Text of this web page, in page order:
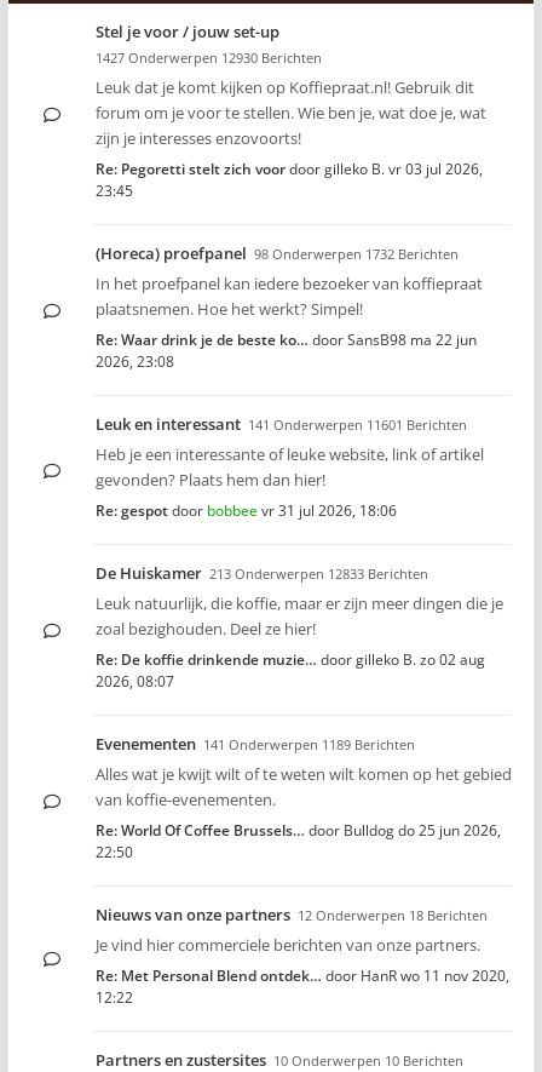
Stel je voor / jouw set-up
1427 Onderwerpen 12930 Berichten
Leuk dat je komt kijken op Koffiepraat.nl! Gebruik dit
forum om je voor te stellen. Wie ben je, wat doe je, wat
zijn je interesses enzovoorts!
Re: Pegoretti stelt zich voordoorgilleko B.vr 03 jul 2026,
23:45
(Horeca) proefpanel 98 Onderwerpen 1732 Berichten
In het proefpanel kan iedere bezoeker van koffiepraat
plaatsnemen. Hoe het werkt? Simpel!
Re: Waar drink je de beste ko… doorSansB98 ma 22 jun
2026, 23:08
Leuk en interessant 141 Onderwerpen 11601 Berichten
Heb je een interessante of leuke website, link of artikel
gevonden? Plaats hem dan hier!
Re: gespotdoor bobbeevr 31 jul 2026, 18:06
De Huiskamer 213 Onderwerpen 12833 Berichten
Leuk natuurlijk, die koffie, maar er zijn meer dingen die je
zoal bezighouden. Deel ze hier!
Re: De koffie drinkende muzie… doorgilleko B.zo 02 aug
2026, 08:07
Evenementen 141 Onderwerpen 1189 Berichten
Alles wat je kwijt wilt of te weten wilt komen op het gebied
van koffie-evenementen.
Re: World Of Coffee Brussels… door Bulldogdo 25 jun 2026,
22:50
Nieuws van onze partners 12 Onderwerpen 18 Berichten
Je vind hier commerciele berichten van onze partners.
Re: Met Personal Blend ontdek… door HanRwo 11 nov 2020,
12:22
Partners en zustersites 10 Onderwerpen 10 Berichten